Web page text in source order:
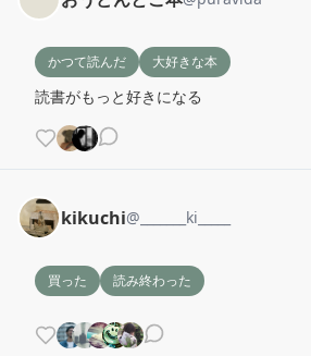
かつて読んだ 大好きな本
読書がもっと好きになる
kikuchi@ _______ki_____
買った 読み終わった